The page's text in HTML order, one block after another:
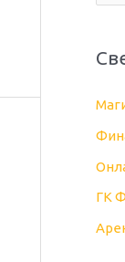
к
ГК